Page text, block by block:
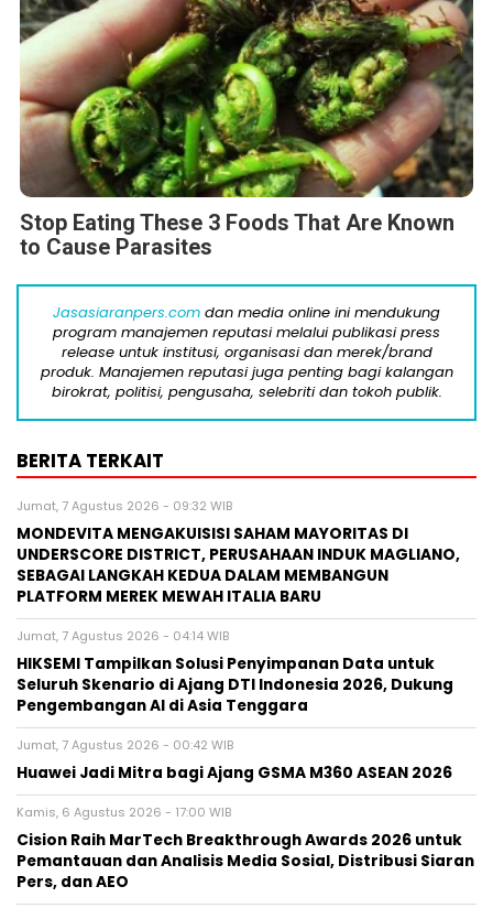
Stop Eating These 3 Foods That Are Known
to Cause Parasites
Jasasiaranpers.com dan media online ini mendukung
program manajemen reputasi melalui publikasi press
release untuk institusi, organisasi dan merek/brand
produk. Manajemen reputasi juga penting bagi kalangan
birokrat, politisi, pengusaha, selebriti dan tokoh publik.
BERITA TERKAIT
Jumat, 7 Agustus 2026 - 09:32 WIB
MONDEVITA MENGAKUISISI SAHAM MAYORITAS DI
UNDERSCORE DISTRICT, PERUSAHAAN INDUK MAGLIANO,
SEBAGAI LANGKAH KEDUA DALAM MEMBANGUN
PLATFORM MEREK MEWAH ITALIA BARU
Jumat, 7 Agustus 2026 - 04:14 WIB
HIKSEMI Tampilkan Solusi Penyimpanan Data untuk
Seluruh Skenario di Ajang DTI Indonesia 2026, Dukung
Pengembangan AI di Asia Tenggara
Jumat, 7 Agustus 2026 - 00:42 WIB
Huawei Jadi Mitra bagi Ajang GSMA M360 ASEAN 2026
Kamis, 6 Agustus 2026 - 17:00 WIB
Cision Raih MarTech Breakthrough Awards 2026 untuk
Pemantauan dan Analisis Media Sosial, Distribusi Siaran
Pers, dan AEO